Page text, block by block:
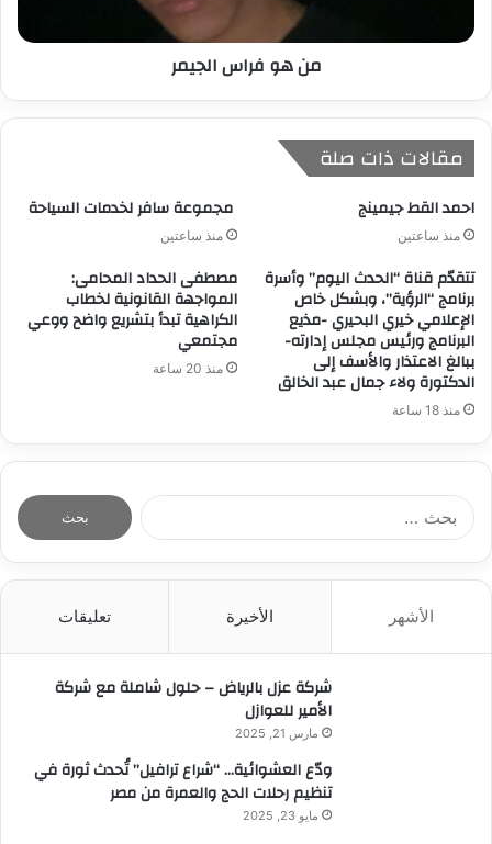
من هو فراس الجيمر
مقالات ذات صلة
احمد القط جيمينج
منذ ساعتين
مجموعة سافر لخدمات السياحة
منذ ساعتين
تتقدّم قناة “الحدث اليوم” وأسرة
برنامج “الرؤية”، وبشكل خاص
الإعلامي خيري البحيري -مذيع
البرنامج ورئيس مجلس إدارته-
ببالغ الاعتذار والأسف إلى
الدكتورة ولاء جمال عبد الخالق
منذ 18 ساعة
مصطفى الحداد المحامى:
المواجهة القانونية لخطاب
الكراهية تبدأ بتشريع واضح ووعي
مجتمعي
منذ 20 ساعة
الأشهر الأخيرة تعليقات
شركة عزل بالرياض – حلول شاملة مع شركة
الأمير للعوازل
مارس 21, 2025
ودّع العشوائية… “شراع ترافيل” تُحدث ثورة في
تنظيم رحلات الحج والعمرة من مصر
مايو 23, 2025